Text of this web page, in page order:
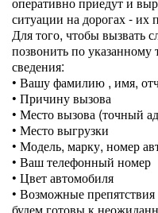
ситуации на дорогах - их
Для того, чтобы вызвать
позвонить по
сведения:
• Вашу фамилию , имя,
• Причину вызова
• Место вызова (точный
• Место выгрузки
• Модель, марку, номер
• Ваш телефонный номер
• Цвет автомобиля
• Возможные